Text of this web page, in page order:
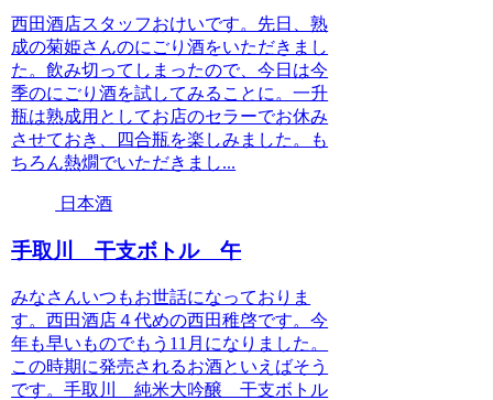
西田酒店スタッフおけいです。先日、熟
成の菊姫さんのにごり酒をいただきまし
た。飲み切ってしまったので、今日は今
季のにごり酒を試してみることに。一升
瓶は熟成用としてお店のセラーでお休み
させておき、四合瓶を楽しみました。も
ちろん熱燗でいただきまし...
日本酒
手取川 干支ボトル 午
みなさんいつもお世話になっておりま
す。西田酒店４代めの西田稚啓です。今
年も早いものでもう11月になりました。
この時期に発売されるお酒といえばそう
です。手取川 純米大吟醸 干支ボトル